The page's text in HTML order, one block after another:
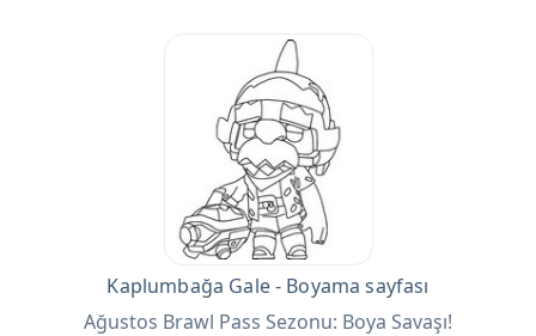
Kaplumbağa Gale - Boyama sayfası
Ağustos Brawl Pass Sezonu: Boya Savaşı!